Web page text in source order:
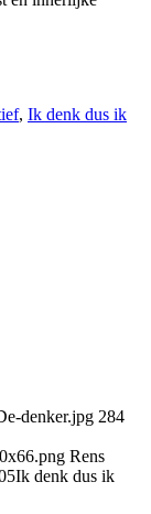
, Ik denk dus ik
denker.jpg 284
Rens
Ik denk dus ik